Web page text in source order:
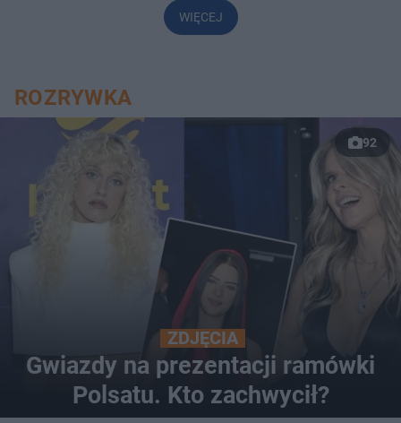
WIĘCEJ
ROZRYWKA
92
ZDJĘCIA
Gwiazdy na prezentacji ramówki
Polsatu. Kto zachwycił?